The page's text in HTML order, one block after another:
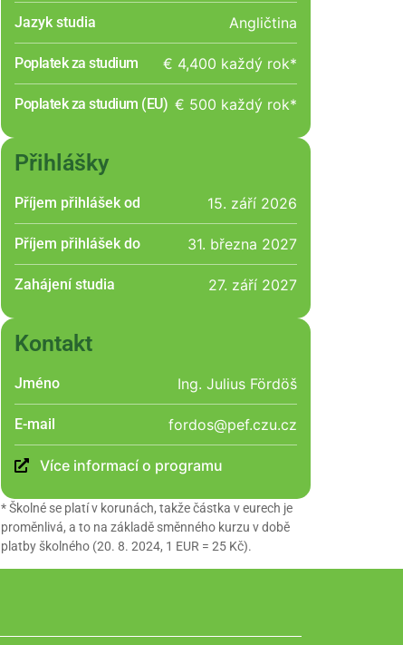
Jazyk studia Angličtina
Poplatek za studium € 4,400 každý rok*
Poplatek za studium (EU) € 500 každý rok*
Přihlášky
Příjem přihlášek od 15. září 2026
Příjem přihlášek do 31. března 2027
Zahájení studia 27. září 2027
Kontakt
Jméno Ing. Julius Fördöš
E-mail fordos@pef.czu.cz
Více informací o programu
* Školné se platí v korunách, takže částka v eurech je
proměnlivá, a to na základě směnného kurzu v době
platby školného (20. 8. 2024, 1 EUR = 25 Kč).